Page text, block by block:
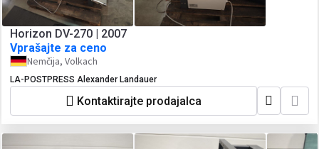
Horizon DV-270 | 2007
Vprašajte za ceno
Nemčija, Volkach
LA-POSTPRESS Alexander Landauer
Kontaktirajte prodajalca